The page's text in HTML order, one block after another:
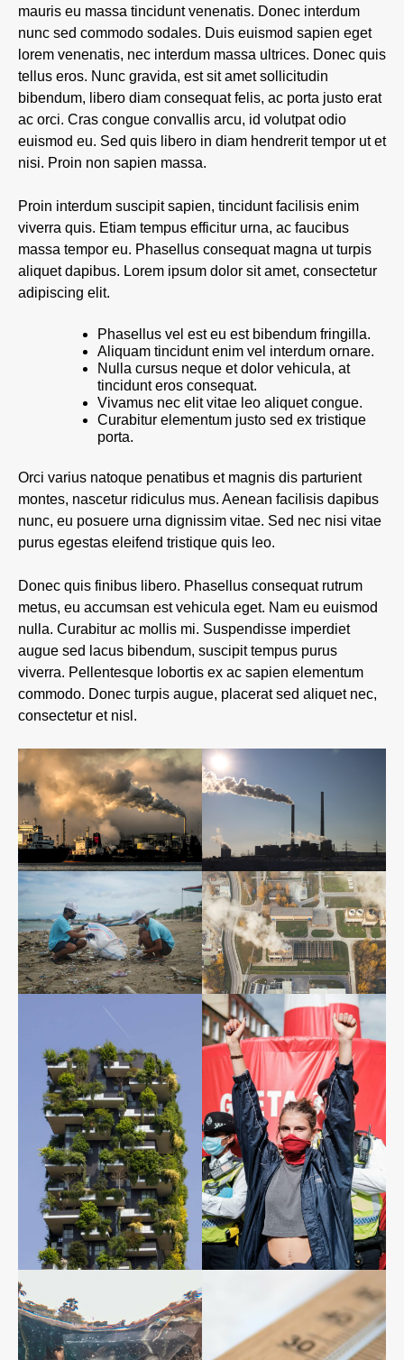
mauris eu massa tincidunt venenatis. Donec interdum
nunc sed commodo sodales. Duis euismod sapien eget
lorem venenatis, nec interdum massa ultrices. Donec quis
tellus eros. Nunc gravida, est sit amet sollicitudin
bibendum, libero diam consequat felis, ac porta justo erat
ac orci. Cras congue convallis arcu, id volutpat odio
euismod eu. Sed quis libero in diam hendrerit tempor ut et
nisi. Proin non sapien massa.
Proin interdum suscipit sapien, tincidunt facilisis enim
viverra quis. Etiam tempus efficitur urna, ac faucibus
massa tempor eu. Phasellus consequat magna ut turpis
aliquet dapibus. Lorem ipsum dolor sit amet, consectetur
adipiscing elit.
Phasellus vel est eu est bibendum fringilla.
Aliquam tincidunt enim vel interdum ornare.
Nulla cursus neque et dolor vehicula, at
tincidunt eros consequat.
Vivamus nec elit vitae leo aliquet congue.
Curabitur elementum justo sed ex tristique
porta.
Orci varius natoque penatibus et magnis dis parturient
montes, nascetur ridiculus mus. Aenean facilisis dapibus
nunc, eu posuere urna dignissim vitae. Sed nec nisi vitae
purus egestas eleifend tristique quis leo.
Donec quis finibus libero. Phasellus consequat rutrum
metus, eu accumsan est vehicula eget. Nam eu euismod
nulla. Curabitur ac mollis mi. Suspendisse imperdiet
augue sed lacus bibendum, suscipit tempus purus
viverra. Pellentesque lobortis ex ac sapien elementum
commodo. Donec turpis augue, placerat sed aliquet nec,
consectetur et nisl.